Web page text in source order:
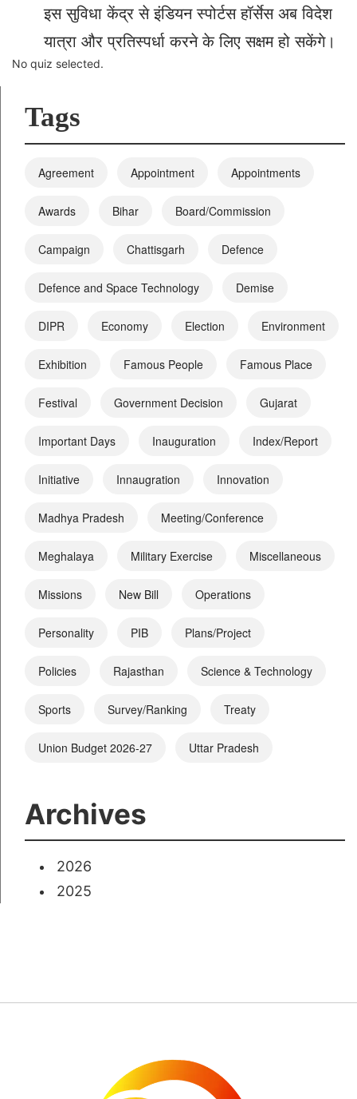
इस सुविधा केंद्र से इंडियन स्पोर्टस हॉर्सेस अब विदेश
यात्रा और प्रतिस्पर्धा करने के लिए सक्षम हो सकेंगे।
No quiz selected.
Tags
Agreement Appointment Appointments
Awards Bihar Board/Commission
Campaign Chattisgarh Defence
Defence and Space Technology Demise
DIPR Economy Election Environment
Exhibition Famous People Famous Place
Festival Government Decision Gujarat
Important Days Inauguration Index/Report
Initiative Innaugration Innovation
Madhya Pradesh Meeting/Conference
Meghalaya Military Exercise Miscellaneous
Missions New Bill Operations
Personality PIB Plans/Project
Policies Rajasthan Science & Technology
Sports Survey/Ranking Treaty
Union Budget 2026-27 Uttar Pradesh
Archives
2026
2025